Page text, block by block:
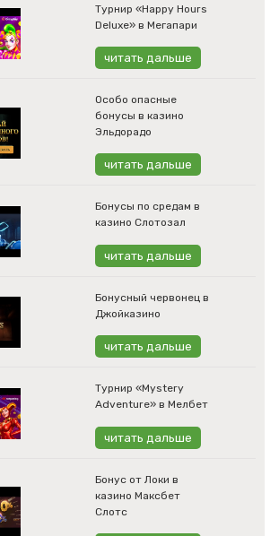
Турнир «Happy Hours
Deluxe» в Мегапари
читать дальше
Особо опасные
бонусы в казино
Эльдорадо
читать дальше
Бонусы по средам в
казино Слотозал
читать дальше
Бонусный червонец в
Джойказино
читать дальше
Турнир «Mystery
Adventure» в Мелбет
читать дальше
Бонус от Локи в
казино Максбет
Слотс